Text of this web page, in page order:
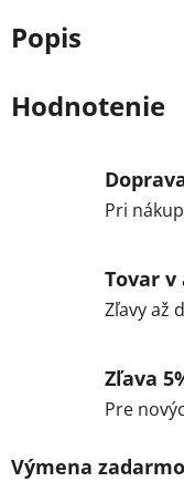
Popis
Hodnotenie
Pri
Tovar v
Zľavy až
Zľava
Pre
Výmena zadarmo